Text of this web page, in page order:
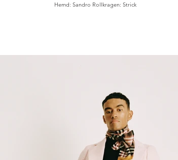
Hemd: Sandro Rollkragen: Strick